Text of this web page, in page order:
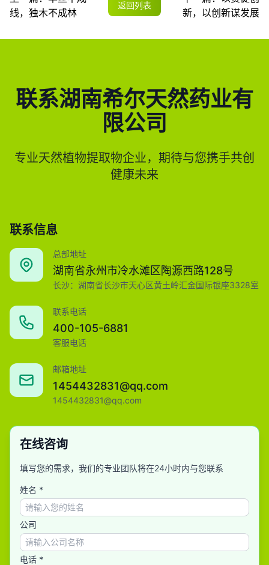
线，独木不成林
返回列表
新，以创新谋发展
联系湖南希尔天然药业有
限公司
专业天然植物提取物企业，期待与您携手共创
健康未来
联系信息
总部地址
湖南省永州市冷水滩区陶源西路128号
长沙：湖南省长沙市天心区黄土岭汇金国际银座3328室
联系电话
400-105-6881
客服电话
邮箱地址
1454432831@qq.com
1454432831@qq.com
在线咨询
填写您的需求，我们的专业团队将在24小时内与您联系
姓名 *
公司
电话 *